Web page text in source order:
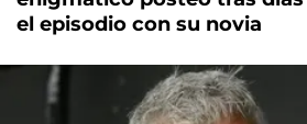
el episodio con su novia